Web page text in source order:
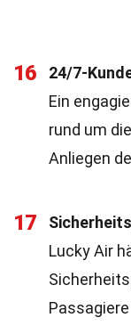
16
24/7-
Ein
rund um
Anliegen
17
Lucky Air